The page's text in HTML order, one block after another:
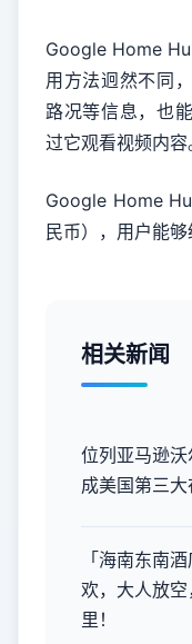
Google Home
用方法迥然不同
路况等信息，也
过它观看视频内容
Google Home
民币），用户能
相关新闻
位列亚马逊
成美国第三
「海南东南
欢，大人放
里！